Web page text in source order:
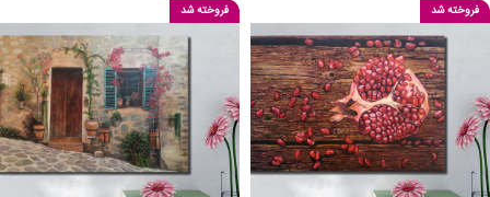
فروخته شد فروخته شد